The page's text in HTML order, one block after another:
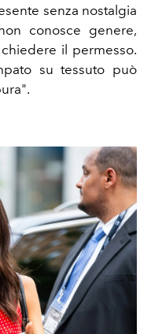
senza nostalgia
conosce genere,
il permesso.
su tessuto può